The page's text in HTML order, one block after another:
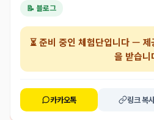
📝 블로그
⏳준비 중인 체험단입니다 — 제
을 받습니
카카오톡 링크 복